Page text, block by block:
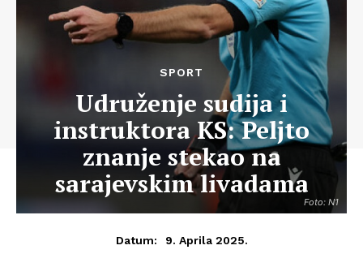
Foto: N1
SPORT
Udruženje sudija i
instruktora KS: Peljto
znanje stekao na
sarajevskim livadama
Datum: 9. Aprila 2025.